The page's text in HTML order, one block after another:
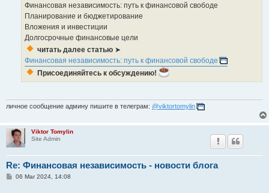
Финансовая независимость: путь к финансовой свободе
Планирование и бюджетирование
Вложения и инвестиции
Долгосрочные финансовые цели
читать далее статью ➤
Финансовая независимость: путь к финансовой свободе
Присоединяйтесь к обсуждению!
личное сообщение админу пишите в телеграм: @viktortomylin
Viktor Tomylin
Site Admin
Re: Финансовая независимость - новости блога
P06 Mar 2024, 14:08